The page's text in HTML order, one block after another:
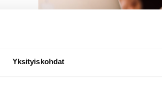
Yksityiskohdat